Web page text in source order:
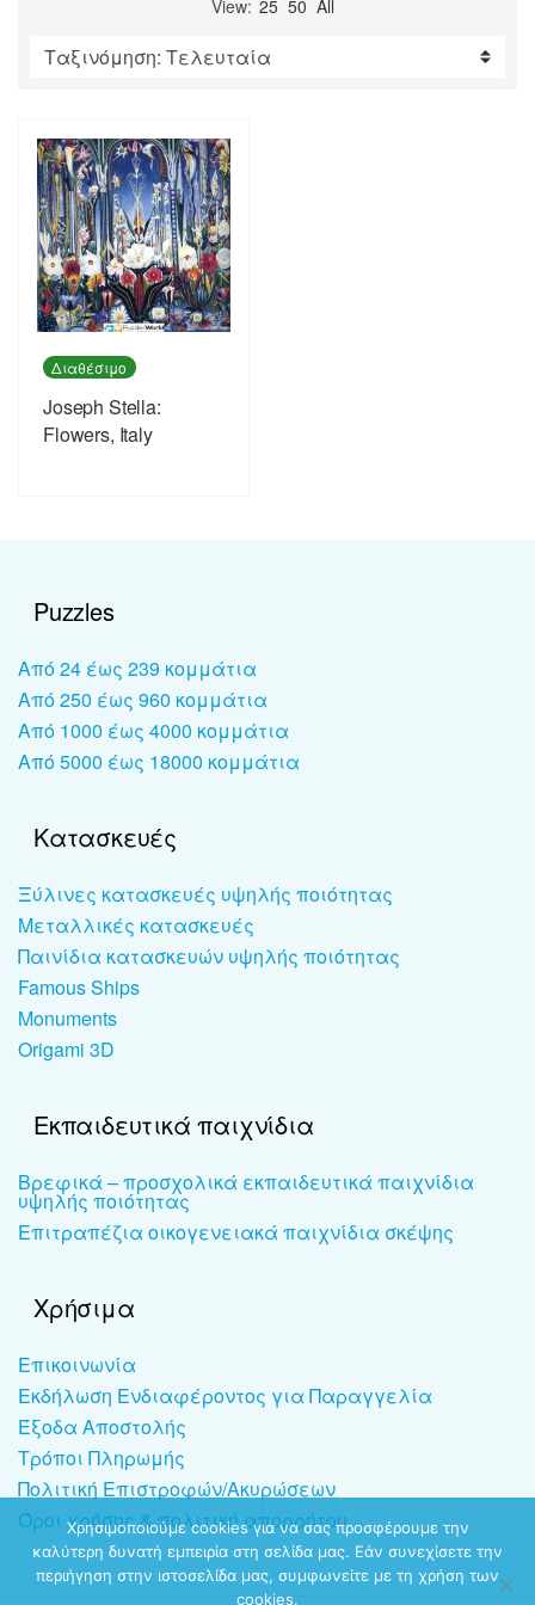
View: 25 50 All
Διαθέσιμο
Joseph Stella:
Flowers, Italy
Puzzles
Από 24 έως 239 κομμάτια
Από 250 έως 960 κομμάτια
Από 1000 έως 4000 κομμάτια
Από 5000 έως 18000 κομμάτια
Κατασκευές
Ξύλινες κατασκευές υψηλής ποιότητας
Μεταλλικές κατασκευές
Παινίδια κατασκευών υψηλής ποιότητας
Famous Ships
Monuments
Origami 3D
Εκπαιδευτικά παιχνίδια
Βρεφικά – προσχολικά εκπαιδευτικά παιχνίδια
υψηλής ποιότητας
Επιτραπέζια οικογενειακά παιχνίδια σκέψης
Χρήσιμα
Επικοινωνία
Εκδήλωση Ενδιαφέροντος για Παραγγελία
Έξοδα Αποστολής
Τρόποι Πληρωμής
Πολιτική Επιστροφών/Ακυρώσεων
Όροι χρήσης & πολιτική απορρήτου
Χρησιμοποιούμε cookies για να σας προσφέρουμε την
καλύτερη δυνατή εμπειρία στη σελίδα μας. Εάν συνεχίσετε την
περιήγηση στην ιστοσελίδα μας, συμφωνείτε με τη χρήση των
cookies.